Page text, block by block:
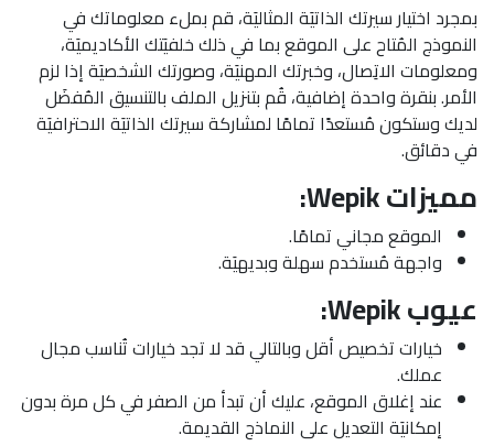
بمجرد اختيار سيرتك الذاتيَة المثاليَة، قم بملء معلوماتك في
النموذج المُتاح على الموقع بما في ذلك خلفيَتك الأكاديميَة،
ومعلومات الاتِصال، وخبرتك المهنيَة، وصورتك الشخصيَة إذا لزم
الأمر. بنقرة واحدة إضافية، قُم بتنزيل الملف بالتنسيق المُفضَل
لديك وستكون مُستعدًا تمامًا لمشاركة سيرتك الذاتيَة الاحترافيَة
في دقائق.
مميزات Wepik:
الموقع مجاني تمامًا.
واجهة مُستخدم سهلة وبديهيَة.
عيوب Wepik:
خيارات تخصيص أقل وبالتالي قد لا تجد خيارات تُناسب مجال
عملك.
عند إغلاق الموقع، عليك أن تبدأ من الصفر في كل مرة بدون
إمكانيَة التعديل على النماذج القديمة.